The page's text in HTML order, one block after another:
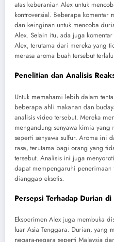
atas keberanian Alex untuk
kontroversial. Beberapa komentar
dan keinginan untuk mencoba
Alex. Selain itu, ada juga
Alex, terutama dari mereka yang
merasa aroma buah tersebut
Penelitian dan Analisis
Untuk memahami lebih dalam
beberapa ahli makanan dan
analisis video tersebut. Mereka
mengandung senyawa kimia yang
seperti senyawa sulfur. Aroma ini
rasa, terutama bagi orang yang
tersebut. Analisis ini juga
dapat mempengaruhi penerimaan
dianggap eksotis.
Persepsi Terhadap Durian
Eksperimen Alex juga membuka
luar Asia Tenggara. Durian, yang
negara-negara seperti Malaysia